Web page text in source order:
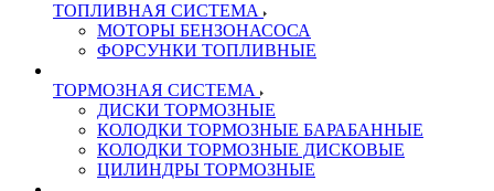
ТОПЛИВНАЯ СИСТЕМА
МОТОРЫ БЕНЗОНАСОСА
ФОРСУНКИ ТОПЛИВНЫЕ
ТОРМОЗНАЯ СИСТЕМА
ДИСКИ ТОРМОЗНЫЕ
КОЛОДКИ ТОРМОЗНЫЕ БАРАБАННЫЕ
КОЛОДКИ ТОРМОЗНЫЕ ДИСКОВЫЕ
ЦИЛИНДРЫ ТОРМОЗНЫЕ